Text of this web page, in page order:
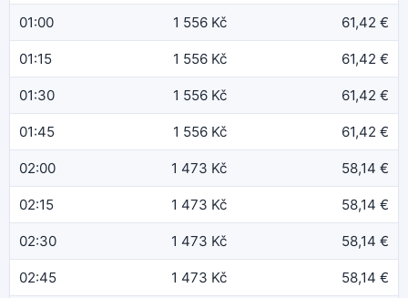
01:00 1 556 Kč 61,42 €
01:15 1 556 Kč 61,42 €
01:30 1 556 Kč 61,42 €
01:45 1 556 Kč 61,42 €
02:00 1 473 Kč 58,14 €
02:15 1 473 Kč 58,14 €
02:30 1 473 Kč 58,14 €
02:45 1 473 Kč 58,14 €